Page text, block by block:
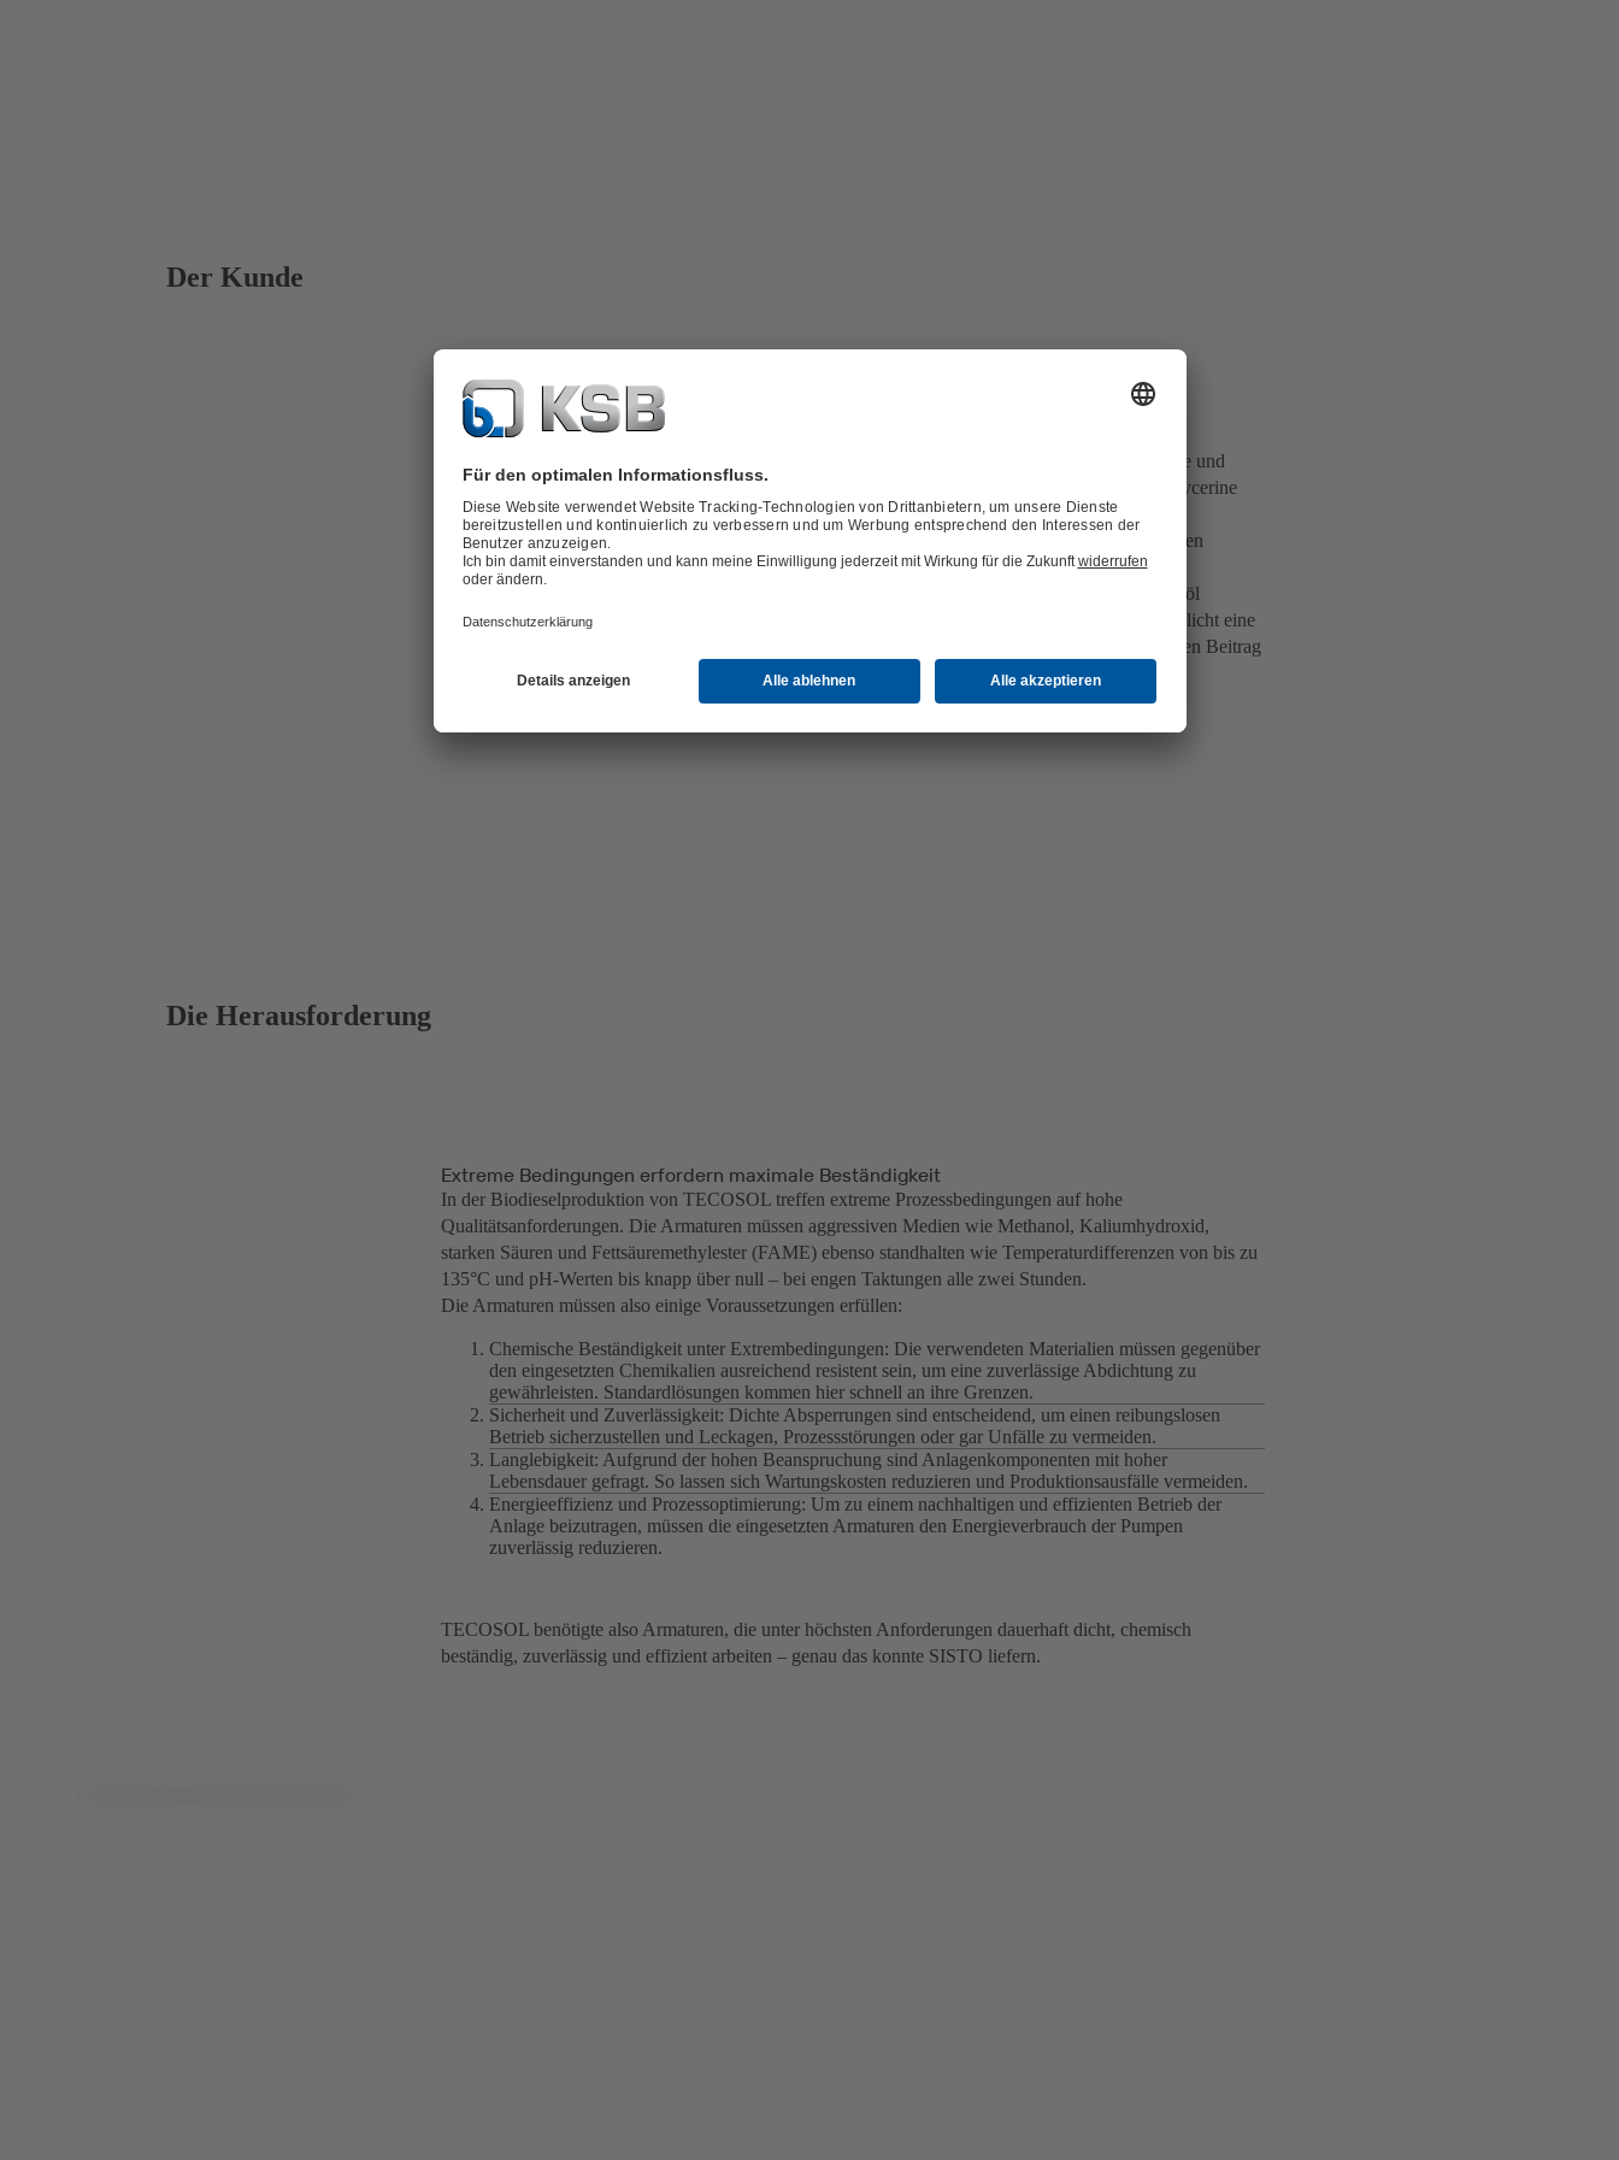
Der Kunde
TECOSOL – Kraftstoff-Innovation aus Bayern
Die TECOSOL GmbH produziert seit 2009 biogene Kraftstoffe für Motoren, Blockheizkraftwerke und
Kraft-Wärme-Kopplungsanlagen – darunter Biodiesel nach DIN-Norm sowie Methylester und Glycerine
verschiedener Qualitäten.
Dadurch zählt der Standort Ochsenfurt heute zu den fortschrittlichsten Biodiesel-Produktionsanlagen
Deutschlands. Ein besonderes Merkmal der modernen Anlage ist ihre Multi-Feedstock-Fähigkeit:
TECOSOL kann verschiedene Rohstoffe wie pflanzliche Abfallöle, Reststoffe und rohes Pflanzenöl
verarbeiten. Dieser flexible Rohstoff-Mix reduziert den Anteil an frischen Pflanzenölen und ermöglicht eine
CO₂-Einsparung von bis zu 80 Prozent. Mit diesem Ansatz leistet das Unternehmen einen wichtigen Beitrag
zur Energiewende und zu einer nachhaltigeren Kraftstoffproduktion.
Die Herausforderung
Extreme Bedingungen erfordern maximale Beständigkeit
In der Biodieselproduktion von TECOSOL treffen extreme Prozessbedingungen auf hohe
Qualitätsanforderungen. Die Armaturen müssen aggressiven Medien wie Methanol, Kaliumhydroxid,
starken Säuren und Fettsäuremethylester (FAME) ebenso standhalten wie Temperaturdifferenzen von bis zu
135°C und pH-Werten bis knapp über null – bei engen Taktungen alle zwei Stunden.
Die Armaturen müssen also einige Voraussetzungen erfüllen:
Chemische Beständigkeit unter Extrembedingungen: Die verwendeten Materialien müssen gegenüber
den eingesetzten Chemikalien ausreichend resistent sein, um eine zuverlässige Abdichtung zu
gewährleisten. Standardlösungen kommen hier schnell an ihre Grenzen.
Sicherheit und Zuverlässigkeit: Dichte Absperrungen sind entscheidend, um einen reibungslosen
Betrieb sicherzustellen und Leckagen, Prozessstörungen oder gar Unfälle zu vermeiden.
Langlebigkeit: Aufgrund der hohen Beanspruchung sind Anlagenkomponenten mit hoher
Lebensdauer gefragt. So lassen sich Wartungskosten reduzieren und Produktionsausfälle vermeiden.
Energieeffizienz und Prozessoptimierung: Um zu einem nachhaltigen und effizienten Betrieb der
Anlage beizutragen, müssen die eingesetzten Armaturen den Energieverbrauch der Pumpen
zuverlässig reduzieren.
TECOSOL benötigte also Armaturen, die unter höchsten Anforderungen dauerhaft dicht, chemisch
beständig, zuverlässig und effizient arbeiten – genau das konnte SISTO liefern.